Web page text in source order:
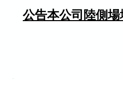
公告本公司陸側